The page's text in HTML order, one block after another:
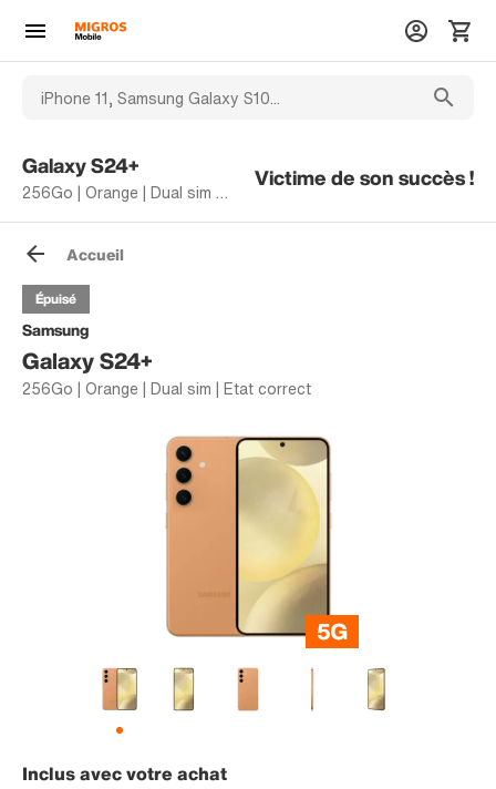
Galaxy S24+
256Go | Orange | Dual sim | Etat correct
Victime de son succès !
Accueil
Samsung
Galaxy S24+
256Go | Orange | Dual sim | Etat correct
Épuisé
Inclus avec votre achat